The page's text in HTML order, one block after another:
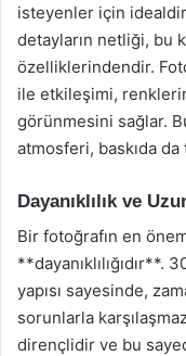
isteyenler için
detayların netliği, bu
özelliklerindendir.
ile etkileşimi,
görünmesini sağlar.
atmosferi, baskıda da
Dayanıklılık ve
Bir fotoğrafın en
**dayanıklılığıdır**.
yapısı sayesinde,
sorunlarla
dirençlidir ve bu